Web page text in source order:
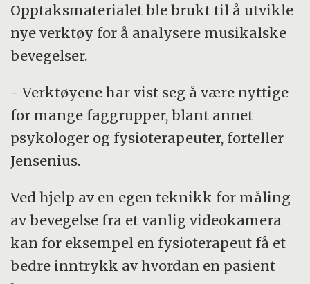
Opptaksmaterialet ble brukt til å utvikle
nye verktøy for å analysere musikalske
bevegelser.
- Verktøyene har vist seg å være nyttige
for mange faggrupper, blant annet
psykologer og fysioterapeuter, forteller
Jensenius.
Ved hjelp av en egen teknikk for måling
av bevegelse fra et vanlig videokamera
kan for eksempel en fysioterapeut få et
bedre inntrykk av hvordan en pasient